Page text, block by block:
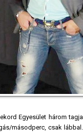
Egyesület három
másodperc, csak